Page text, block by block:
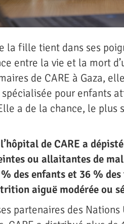
la fille tient dans ses
entre la vie et la mort
de CARE à Gaza,
pour enfants
a de la chance, le plus
de CARE a
ou allaitantes de
des enfants et 36 % des
aiguë modérée ou
partenaires des Nations